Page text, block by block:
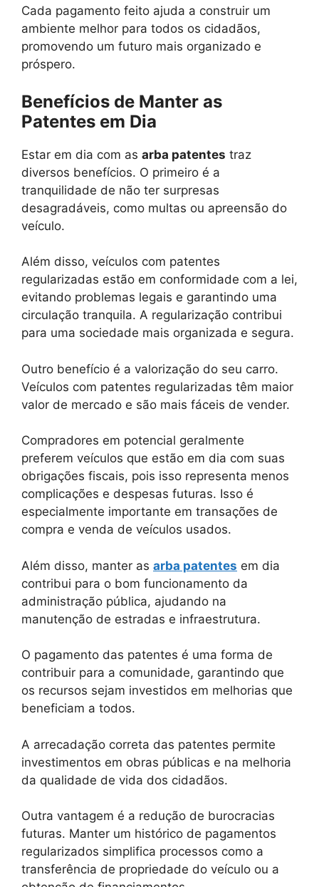
Cada pagamento feito ajuda a construir um
ambiente melhor para todos os cidadãos,
promovendo um futuro mais organizado e
próspero.
Benefícios de Manter as
Patentes em Dia
Estar em dia com as arba patentes traz
diversos benefícios. O primeiro é a
tranquilidade de não ter surpresas
desagradáveis, como multas ou apreensão do
veículo.
Além disso, veículos com patentes
regularizadas estão em conformidade com a lei,
evitando problemas legais e garantindo uma
circulação tranquila. A regularização contribui
para uma sociedade mais organizada e segura.
Outro benefício é a valorização do seu carro.
Veículos com patentes regularizadas têm maior
valor de mercado e são mais fáceis de vender.
Compradores em potencial geralmente
preferem veículos que estão em dia com suas
obrigações fiscais, pois isso representa menos
complicações e despesas futuras. Isso é
especialmente importante em transações de
compra e venda de veículos usados.
Além disso, manter as arba patentes em dia
contribui para o bom funcionamento da
administração pública, ajudando na
manutenção de estradas e infraestrutura.
O pagamento das patentes é uma forma de
contribuir para a comunidade, garantindo que
os recursos sejam investidos em melhorias que
beneficiam a todos.
A arrecadação correta das patentes permite
investimentos em obras públicas e na melhoria
da qualidade de vida dos cidadãos.
Outra vantagem é a redução de burocracias
futuras. Manter um histórico de pagamentos
regularizados simplifica processos como a
transferência de propriedade do veículo ou a